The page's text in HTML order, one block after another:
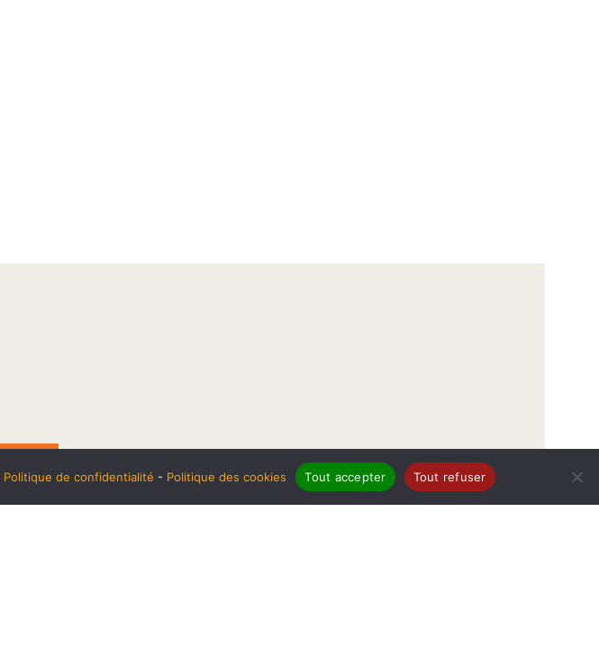
Politique de confidentialité - Politique des cookies Tout accepter Tout refuser